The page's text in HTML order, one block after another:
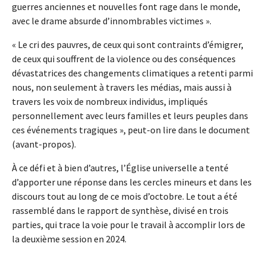
guerres anciennes et nouvelles font rage dans le monde,
avec le drame absurde d’innombrables victimes ».
« Le cri des pauvres, de ceux qui sont contraints d’émigrer,
de ceux qui souffrent de la violence ou des conséquences
dévastatrices des changements climatiques a retenti parmi
nous, non seulement à travers les médias, mais aussi à
travers les voix de nombreux individus, impliqués
personnellement avec leurs familles et leurs peuples dans
ces événements tragiques », peut-on lire dans le document
(avant-propos).
À ce défi et à bien d’autres, l’Église universelle a tenté
d’apporter une réponse dans les cercles mineurs et dans les
discours tout au long de ce mois d’octobre. Le tout a été
rassemblé dans le rapport de synthèse, divisé en trois
parties, qui trace la voie pour le travail à accomplir lors de
la deuxième session en 2024.